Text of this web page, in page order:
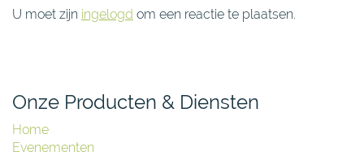
U moet zijn ingelogd om een reactie te plaatsen.
Onze Producten & Diensten
Home
Evenementen